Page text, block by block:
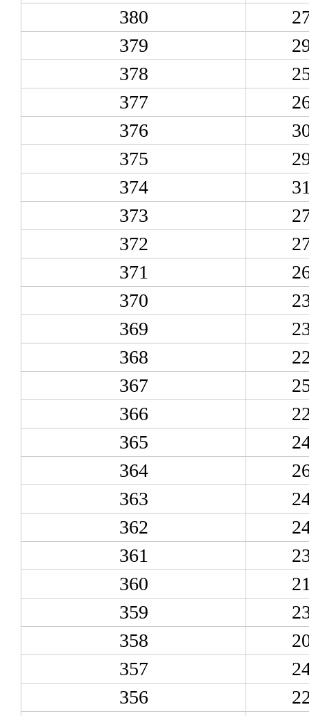
380
379
378
377
376
375
374
373
372
371
370
369
368
367
366
365
364
363
362
361
360
359
358
357
356